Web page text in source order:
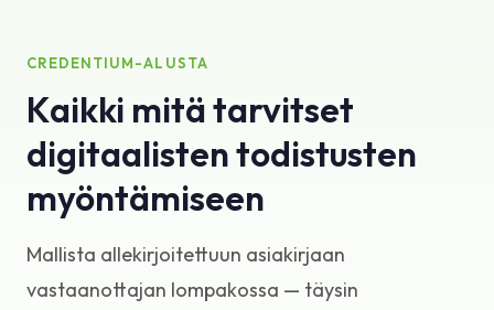
Miksi Credentium
Tietoa CloudTeamista
Yliopistoille
Koulutusyrityksille
Tapahtumayrityksille
Mitä ovat mikrotodistukset?
Standardit ja integraatiot
CREDENTIUM-ALUSTA
Kaikki mitä tarvitset
digitaalisten todistusten
myöntämiseen
Mallista allekirjoitettuun asiakirjaan
vastaanottajan lompakossa — täysin